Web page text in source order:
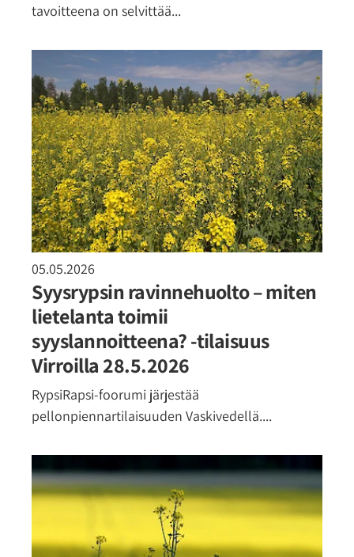
tavoitteena on selvittää...
05.05.2026
Syysrypsin ravinnehuolto – miten
lietelanta toimii
syyslannoitteena? -tilaisuus
Virroilla 28.5.2026
RypsiRapsi-foorumi järjestää
pellonpiennartilaisuuden Vaskivedellä....